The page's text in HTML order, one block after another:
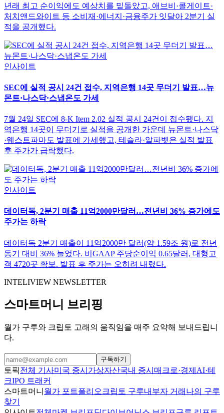
년래 최고 순이익에도 예상치를 밑돌았고, 애브비·콜게이트·
처치앤드와이트 등 소비재·에너지·금융주가 잇달아 2분기 실
적을 공개했다.
인사이트
SEC에 실적 공시 24건 접수, 지역은행 14곳 무더기 발표…뉴
몬트·나스닥·스냅온도 가세
7월 24일 SEC에 8-K Item 2.02 실적 공시 24건이 접수됐다. 지
역은행 14곳이 무더기로 실적을 공개한 가운데 뉴몬트·나스닥
·웨스트파마도 발표에 가세했고, 테슬라·알파벳은 실적 발표
후 주가가 급락했다.
인사이트
데이터독, 2분기 매출 11억2000만달러…전년비 36% 증가에도
주가는 하락
데이터독 2분기 매출이 11억2000만 달러(약 1.59조 원)로 전년
동기 대비 36% 늘었다. 비GAAP 주당순이익 0.65달러, 대형고
객 4720곳 확보. 발표 후 주가는 오히려 내렸다.
INTELIVIEW NEWSLETTER
스마트머니 브리핑
월가 구루와 크립토 고래의 움직임을 매주 요약해 보내드립니
다.
구독하기
토픽전체 기사미국 증시 가상자산국내 증시 매크로·경제 AI·테
크IPO 트래커
스마트머니 월가 포트폴리오 크립토 구루내부자 거래 나의 구루
찾기